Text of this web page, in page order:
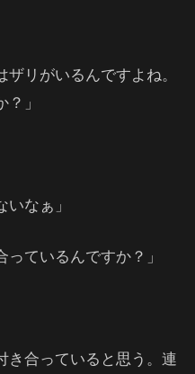
リがいるんですよね。
」
なぁ」
ているんですか？」
き合っていると思う。連